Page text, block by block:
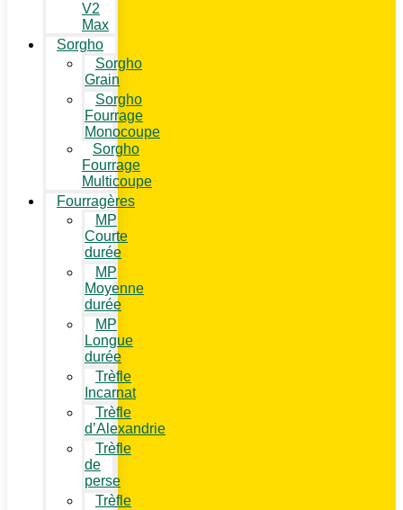
V2
Max
Sorgho
Sorgho
Grain
Sorgho
Fourrage
Monocoupe
Sorgho
Fourrage
Multicoupe
Fourragères
MP
Courte
durée
MP
Moyenne
durée
MP
Longue
durée
Trèfle
Incarnat
Trèfle
d’Alexandrie
Trèfle
de
perse
Trèfle